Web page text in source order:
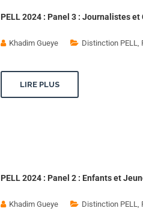
PELL 2024 : Panel 3 : Journalistes
Khadim Gueye Distinction PELL,
LIRE PLUS
PELL 2024 : Panel 2 : Enfants et
Khadim Gueye Distinction PELL,